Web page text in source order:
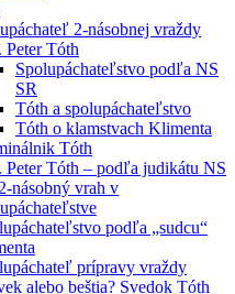
2-násobnej vraždy
Peter Tóth
Spolupáchateľstvo podľa NS
SR
Tóth a spolupáchateľstvo
Tóth o klamstvach Klimenta
Tóth
Peter Tóth – podľa judikátu NS
násobný vrah v
podľa „sudcu“
prípravy vraždy
alebo beštia? Svedok Tóth